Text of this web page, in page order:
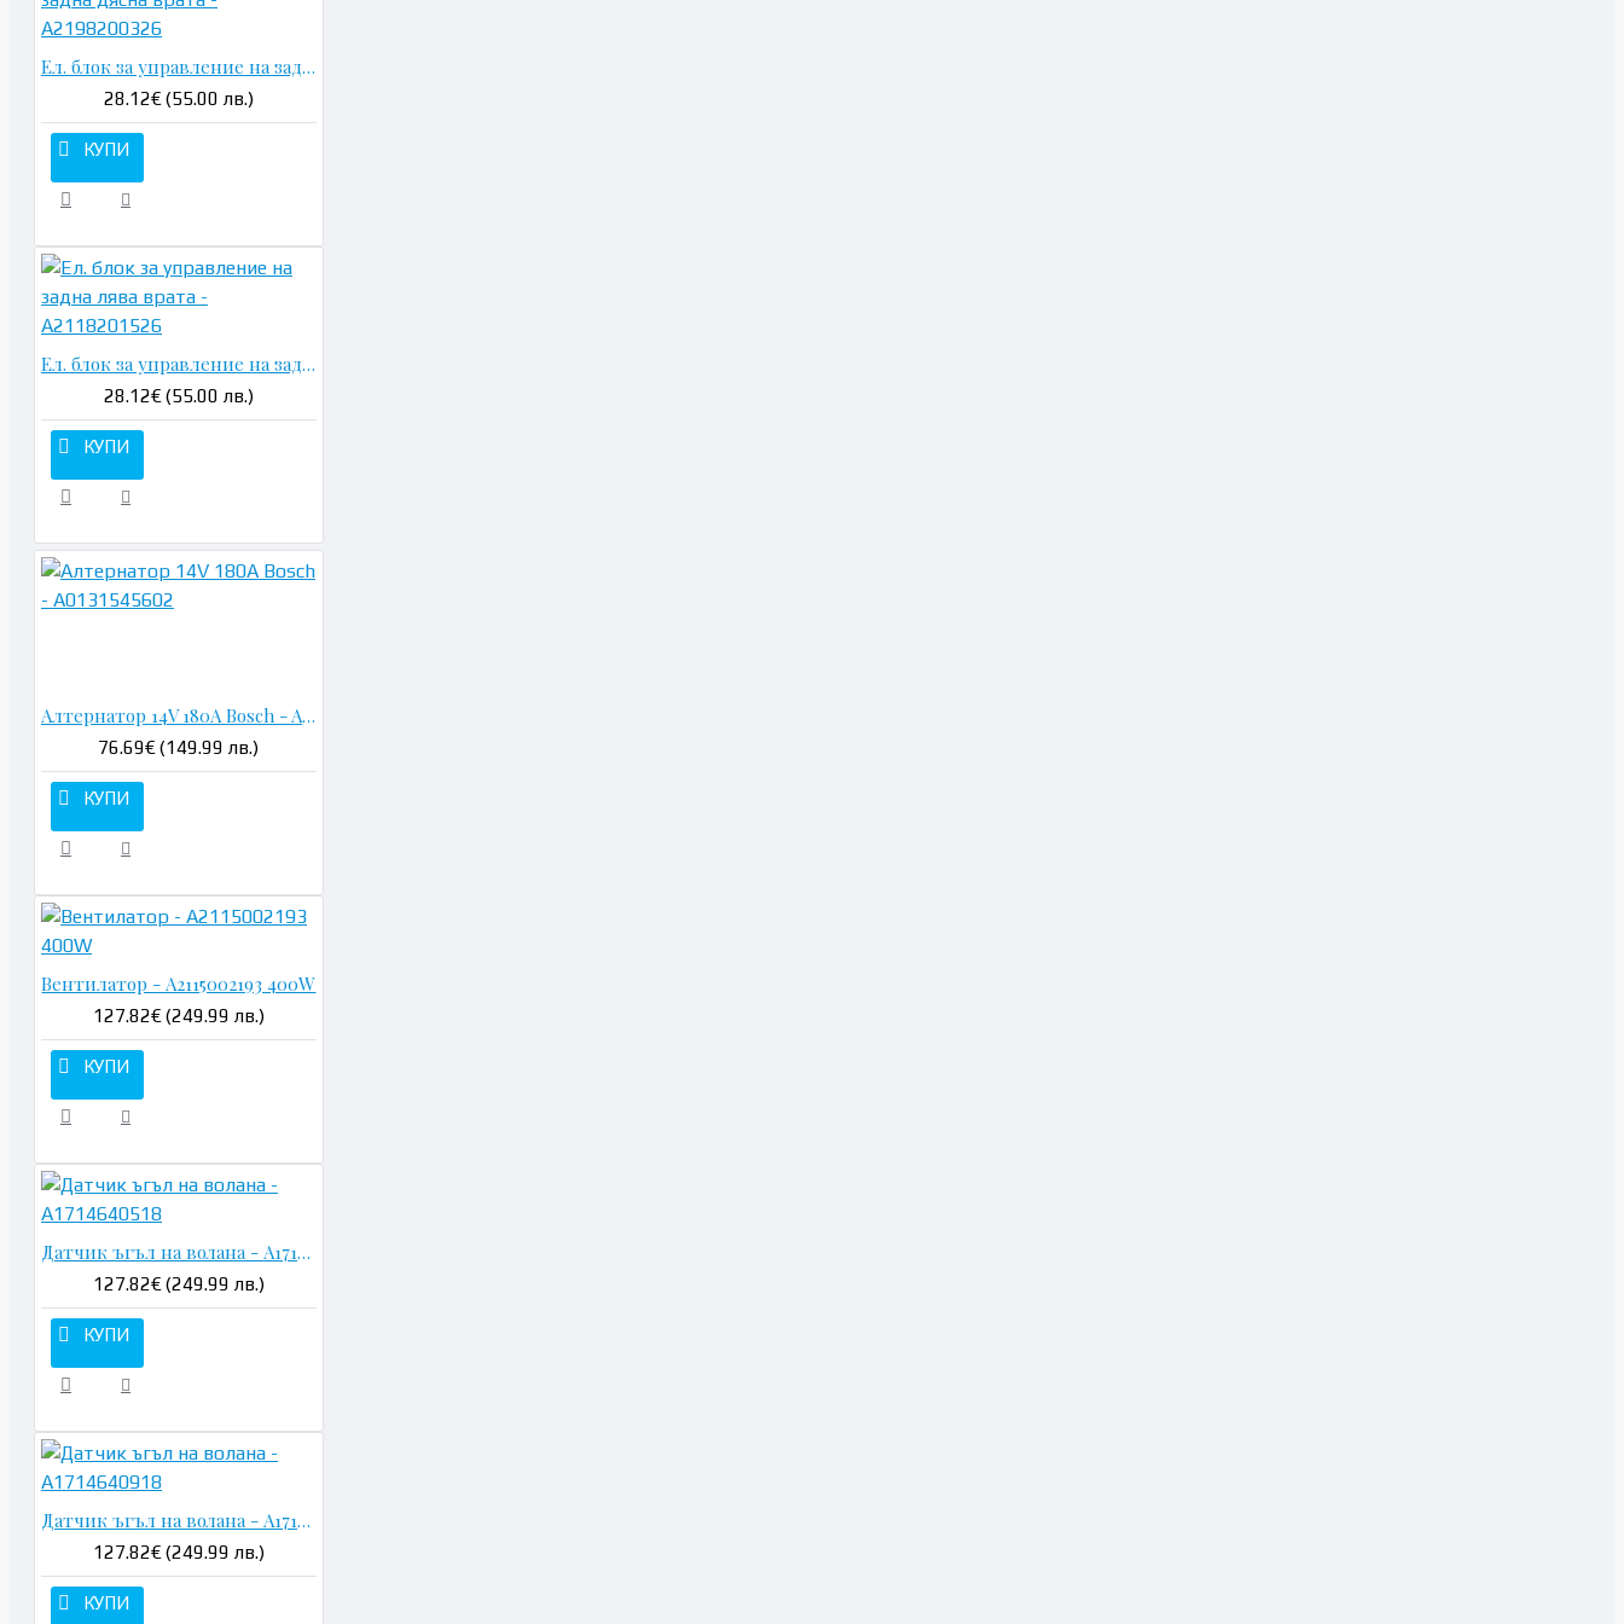
Ел. блок за управление на задна дясна врата - A2198200326
28.12€ (55.00 лв.)
КУПИ
Ел. блок за управление на задна лява врата - A2118201526
28.12€ (55.00 лв.)
КУПИ
Алтернатор 14V 180A Bosch - A0131545602
76.69€ (149.99 лв.)
КУПИ
Вентилатор - A2115002193 400W
127.82€ (249.99 лв.)
КУПИ
Датчик ъгъл на волана - A1714640518
127.82€ (249.99 лв.)
КУПИ
Датчик ъгъл на волана - A1714640918
127.82€ (249.99 лв.)
КУПИ